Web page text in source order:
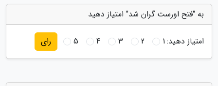
به "فتح اورست گران شد" امتیاز دهید
امتیاز دهید:1
2
3
4
5 رای